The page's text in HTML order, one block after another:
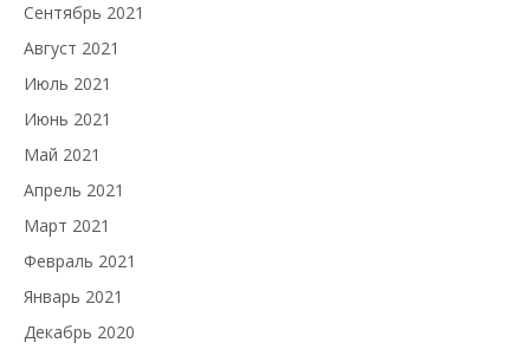
Сентябрь 2021
Август 2021
Июль 2021
Июнь 2021
Май 2021
Апрель 2021
Март 2021
Февраль 2021
Январь 2021
Декабрь 2020